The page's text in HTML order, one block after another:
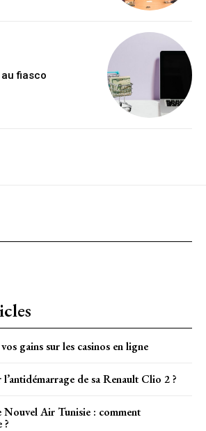
fiasco
gains sur les casinos en ligne
de sa Renault Clio 2 ?
Nouvel Air Tunisie : comment
?